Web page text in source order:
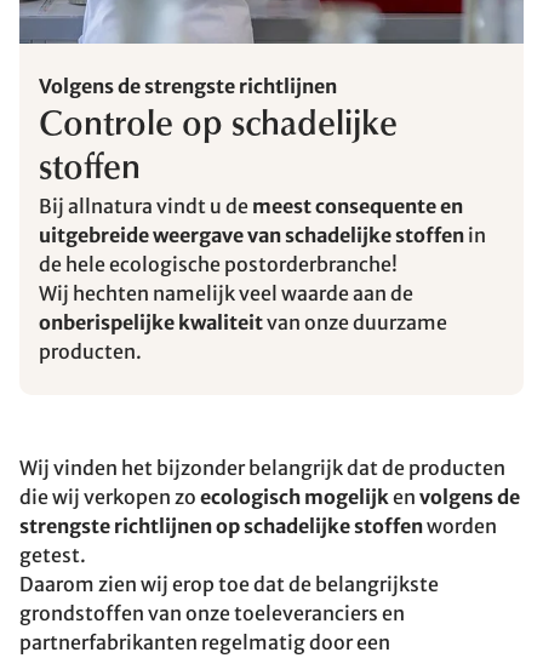
Volgens de strengste richtlijnen
Controle op schadelijke
stoffen
Bij allnatura vindt u de meest consequente en
uitgebreide weergave van schadelijke stoffen in
de hele ecologische postorderbranche!
Wij hechten namelijk veel waarde aan de
onberispelijke kwaliteitvan onze duurzame
producten.
Wij vinden het bijzonder belangrijk dat de producten
die wij verkopen zo ecologisch mogelijken volgens de
strengste richtlijnen op schadelijke stoffenworden
getest.
Daarom zien wij erop toe dat de belangrijkste
grondstoffen van onze toeleveranciers en
partnerfabrikanten regelmatig door een